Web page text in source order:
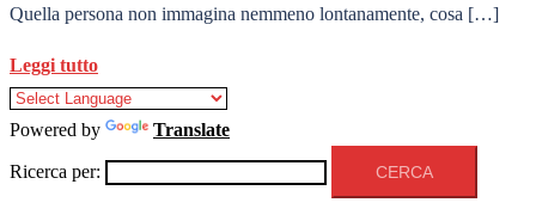
Quella persona non immagina nemmeno lontanamente, cosa […]
Leggi tutto
Powered by Translate
Ricerca per: